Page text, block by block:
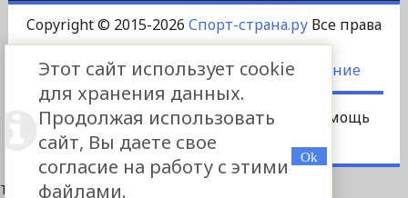
Copyright © 2015-2026 Спорт-страна.руВсе права
защищены.
DS-DESIGN -Пользовательское соглашение
Сотрудничество Платный пост
Помощь
Реклама
Контакты
This site is protected by
Этот сайт использует cookie
для хранения данных.
Продолжая использовать
сайт, Вы даете свое
согласие на работу с этими
файлами.